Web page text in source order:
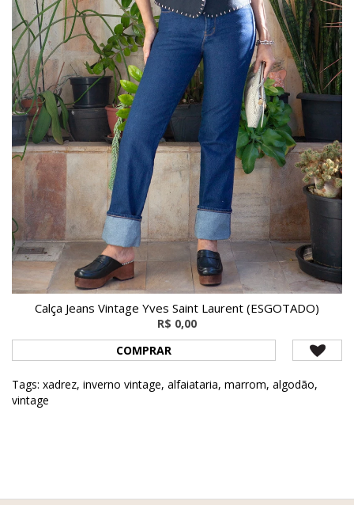
Calça Jeans Vintage Yves Saint Laurent (ESGOTADO)
R$ 0,00
COMPRAR
Tags: xadrez, inverno vintage, alfaiataria, marrom, algodão,
vintage